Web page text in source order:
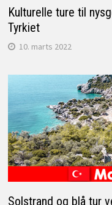
Kulturelle ture til
Tyrkiet
10. marts 2022
Solstrand og blå tur